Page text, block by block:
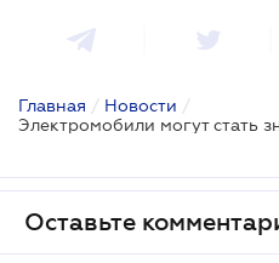
Главная / Новости /
Оставьте